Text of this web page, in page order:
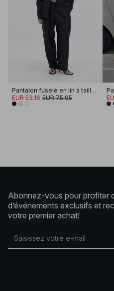
Pantalon fuselé en lin à taille mi-haute
EUR 53.16 EUR 75.95
Abonnez-vous pour profiter
d’événements exclusifs et
votre premier achat!